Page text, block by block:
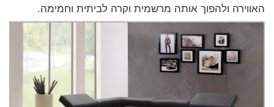
האווירה ולהפוך אותה מרשמית וקרה לביתית וחמימה.